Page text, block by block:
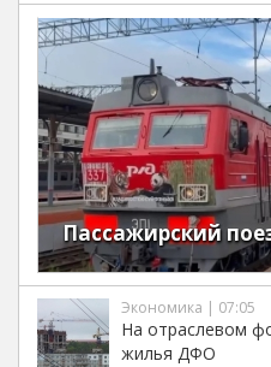
Пассажирский
Экономика | 07:05
На отраслевом
жилья ДФО